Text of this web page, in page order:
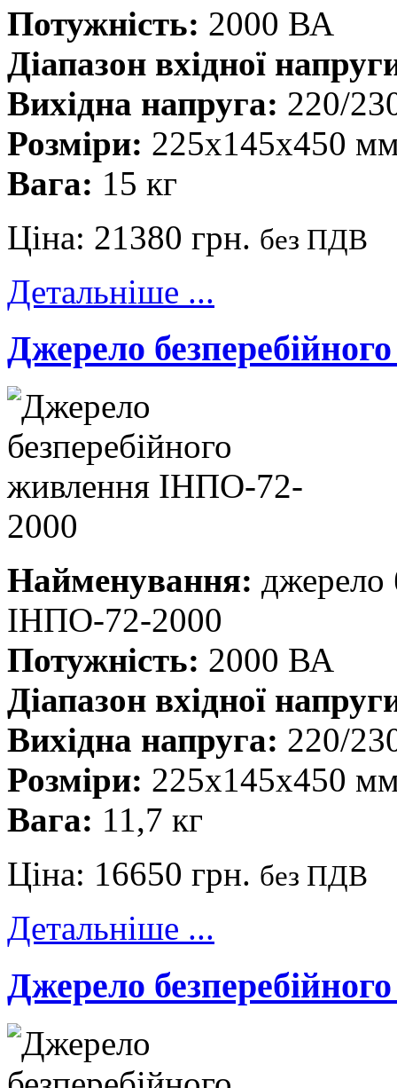
Потужність: 2000 ВА
Діапазон вхідної
Вихідна напруга: 220/
Розміри: 225х145х450
Вага: 15 кг
Ціна: 21380 грн. без ПДВ
Детальніше ...
Джерело
Найменування: джерело
ІНПО-72-2000
Потужність: 2000 ВА
Діапазон вхідної
Вихідна напруга: 220/
Розміри: 225х145х450
Вага: 11,7 кг
Ціна: 16650 грн. без ПДВ
Детальніше ...
Джерело